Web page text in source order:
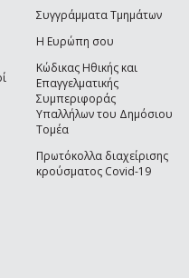
Συγγράμματα Τμημάτων
Η Ευρώπη σου
Κώδικας Ηθικής και
Επαγγελματικής
Συμπεριφοράς
Υπαλλήλων του Δημόσιου
Τομέα
Πρωτόκολλα διαχείρισης
κρούσματος Covid-19